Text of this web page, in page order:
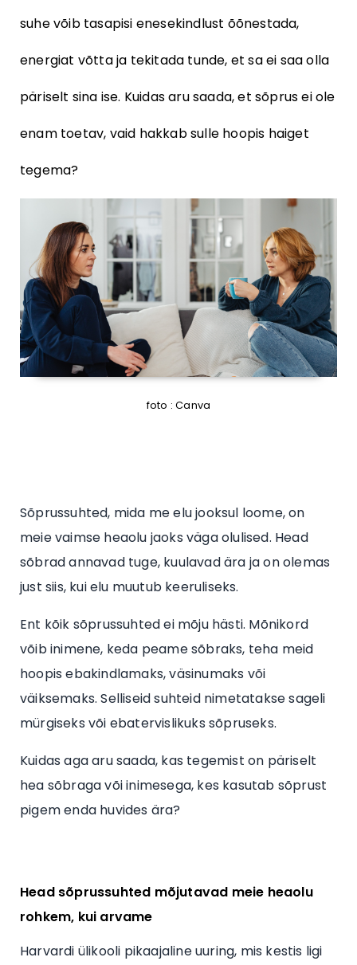
suhe võib tasapisi enesekindlust õõnestada,
energiat võtta ja tekitada tunde, et sa ei saa olla
päriselt sina ise. Kuidas aru saada, et sõprus ei ole
enam toetav, vaid hakkab sulle hoopis haiget
tegema?
foto : Canva
Sõprussuhted, mida me elu jooksul loome, on
meie vaimse heaolu jaoks väga olulised. Head
sõbrad annavad tuge, kuulavad ära ja on olemas
just siis, kui elu muutub keeruliseks.
Ent kõik sõprussuhted ei mõju hästi. Mõnikord
võib inimene, keda peame sõbraks, teha meid
hoopis ebakindlamaks, väsinumaks või
väiksemaks. Selliseid suhteid nimetatakse sageli
mürgiseks või ebatervislikuks sõpruseks.
Kuidas aga aru saada, kas tegemist on päriselt
hea sõbraga või inimesega, kes kasutab sõprust
pigem enda huvides ära?
Head sõprussuhted mõjutavad meie heaolu
rohkem, kui arvame
Harvardi ülikooli pikaajaline uuring, mis kestis ligi